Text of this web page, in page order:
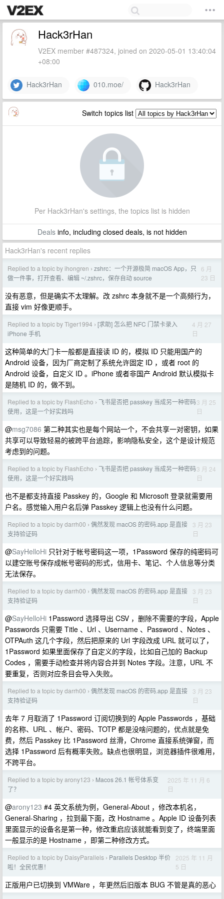
Hack3rHan
V2EX member #487324, joined on 2020-05-01 13:40:04
+08:00
Hack3rHan 010.moe/ Hack3rHan
Switch topics list
Per Hack3rHan's settings, the topics list is hidden
Dealsinfo, including closed deals, is not hidden
Hack3rHan's recent replies
Replied to a topic by ihongren › zshrc：一个开源极简 macOS App，只
做一件事，打开查看、编辑 ~/.zshrc，保存自动 source
6 月
23 日
没有恶意，但是确实不太理解。改 zshrc 本身就不是一个高频行为，
直接 vim 好像更顺手。
Replied to a topic by Tiger1994 › [求助] 怎么把 NFC 门禁卡录入
iPhone 手机
4 月 27
日
这种简单的大门卡一般都是直接读 ID 的，模拟 ID 只能用国产的
Android 设备，因为厂商定制了系统允许固定 ID ，或者 root 的
Android 设备，自定义 ID 。iPhone 或者非国产 Android 默认模拟卡
是随机 ID 的，做不到。
Replied to a topic by FlashEcho › 飞书是否把 passkey 当成另一种密码
使用，这是一个好实践吗
3 月 25
日
@msg7086 第二种其实也是每个网站一个，不会共享一对密钥，如果
共享可以导致轻易的被跨平台追踪，影响隐私安全，这个是设计规范
考虑到的问题。
Replied to a topic by FlashEcho › 飞书是否把 passkey 当成另一种密码
使用，这是一个好实践吗
3 月 24
日
也不是都支持直接 Passkey 的，Google 和 Microsoft 登录就需要用
户名。感觉输入用户名后弹 Passkey 逻辑上也没有什么问题。
Replied to a topic by darrh00 › 偶然发现 macOS 的密码.app 是直接
支持验证码
3 月 23
日
@SayHelloHi 只针对于帐号密码这一项，1Password 保存的纯密码可
以建空账号保存成帐号密码的形式，信用卡、笔记、个人信息等分类
无法保存。
Replied to a topic by darrh00 › 偶然发现 macOS 的密码.app 是直接
支持验证码
3 月 23
日
@SayHelloHi 1Password 选择导出 CSV ，删除不需要的字段，Apple
Passwords 只需要 Title 、Url 、Username 、Password 、Notes 、
OTPAuth 这几个字段，然后把原来的 Url 字段改成 URL 就可以了，
1Password 如果里面保存了自定义的字段，比如自己加的 Backup
Codes ，需要手动检查并将内容合并到 Notes 字段。注意，URL 不
要重复，否则对应条目会导入失败。
Replied to a topic by darrh00 › 偶然发现 macOS 的密码.app 是直接
支持验证码
3 月 23
日
去年 7 月取消了 1Password 订阅切换到的 Apple Passwords ，基础
的名称、URL 、帐户、密码、TOTP 都是没啥问题的，优点就是免
费，然后 Passkey 比 1Password 丝滑，Chrome 直接系统弹窗，而
选择 1Password 后有概率失败。缺点也很明显，浏览器插件很难用，
不跨平台。
Replied to a topic by arony123 › Macos 26.1 帐号体系变
了？
2025 年 11 月 6
日
@arony123 #4 英文系统为例，General-About ，修改本机名，
General-Sharing ，拉到最下面，改 Hostname 。Apple ID 设备列表
里面显示的设备名是第一种，修改重启应该就能看到变了，终端里面
一般显示的是 Hostname ，即第二种修改方式。
Replied to a topic by DaisyParallels › Parallels Desktop 半价
啦！全民优惠！
2025 年 11 月
5 日
正版用户已切换到 VMWare ，年更然后旧版本 BUG 不管是真的恶心